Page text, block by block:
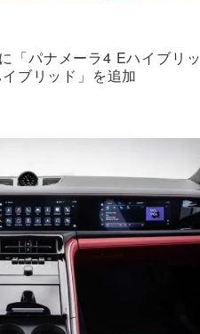
「パナメーラ4 Eハイブリッ
ブリッド」を追加